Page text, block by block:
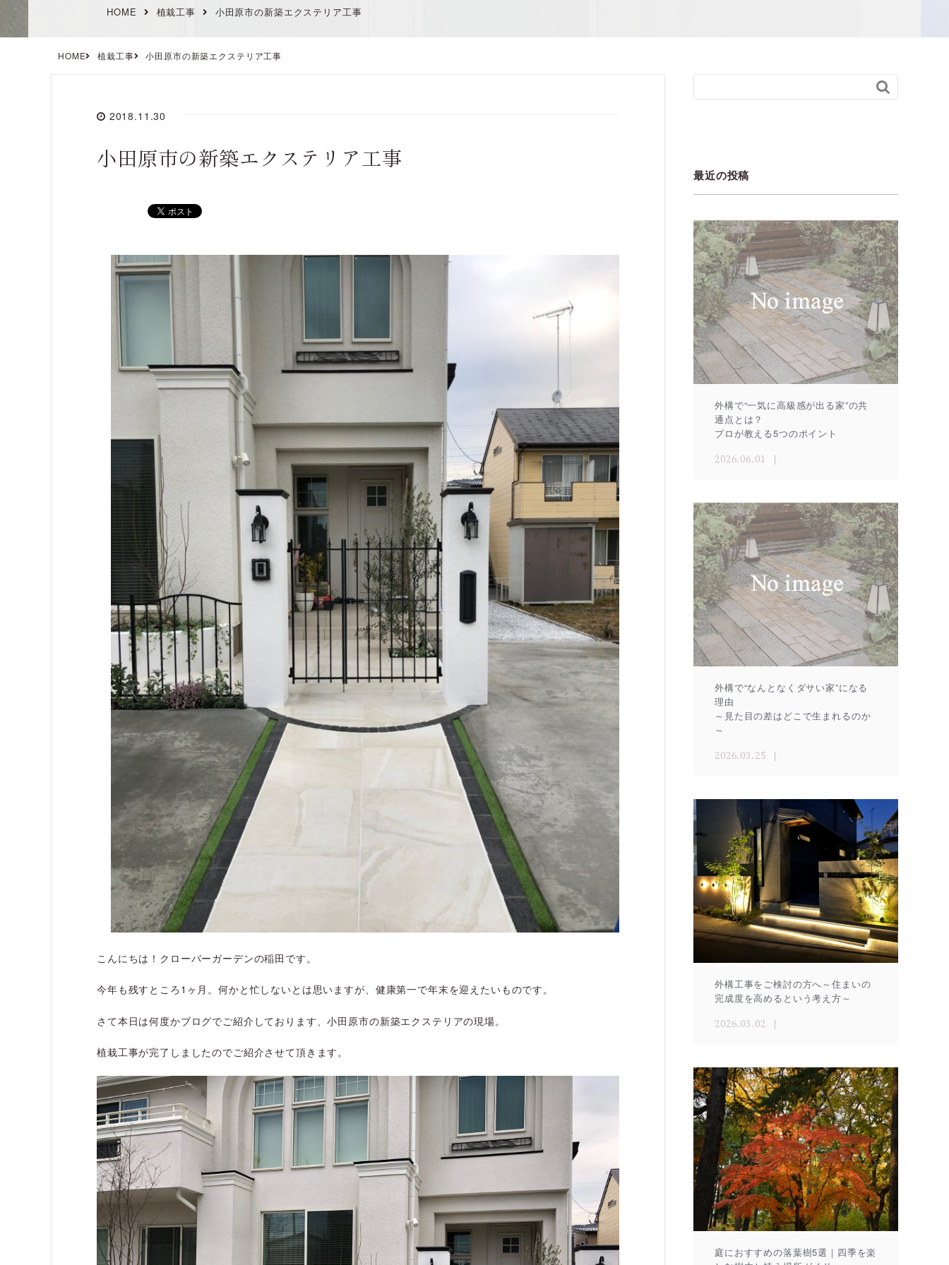
HOME 植栽工事 小田原市の新築エクステリア工事
HOME 植栽工事 小田原市の新築エクステリア工事
2018.11.30
小田原市の新築エクステリア工事
こんにちは！クローバーガーデンの稲田です。
今年も残すところ1ヶ月。何かと忙しないとは思いますが、健康第一で年末を迎えたいものです。
さて本日は何度かブログでご紹介しております、小田原市の新築エクステリアの現場。
植栽工事が完了しましたのでご紹介させて頂きます。

最近の投稿
外構で“一気に高級感が出る家”の共
通点とは？
プロが教える5つのポイント
2026.06.01
外構で“なんとなくダサい家”になる
理由
～見た目の差はどこで生まれるのか
～
2026.03.25
外構工事をご検討の方へ～住まいの
完成度を高めるという考え方～
2026.03.02
庭におすすめの落葉樹5選｜四季を楽